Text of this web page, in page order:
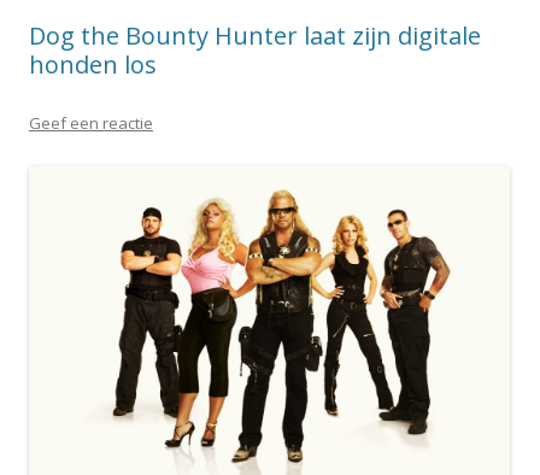
Dog the Bounty Hunter laat zijn digitale
honden los
Geef een reactie